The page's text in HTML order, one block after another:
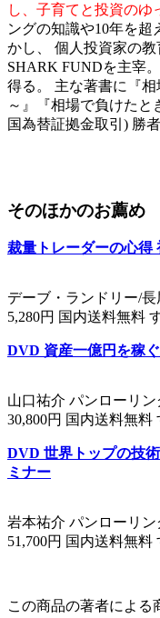
し、子育てと投資のゆ
ングの知識や10年を
かし、 個人投資家の
SHARK FUNDを主宰
得る。 主な著書に『
～』『相場で負けた
国為替証拠金取引) 勝
そのほかのお薦め
裁量トレーダーの心得
デーブ・ランドリー/
5,280円 国内送料無料
DVD 資産一億円を稼
山口祐介 パンローリン
30,800円 国内送料無料
DVD 世界トップの技
ミナー
岩本祐介 パンローリン
51,700円 国内送料無料
この商品の著者による